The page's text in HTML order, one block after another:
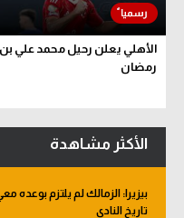
الأهلي يعلن رحيل محمد علي بن
رمضان
الأكثر مشاهدة
بيزيرا: الزمالك لم يلتزم
تاريخ النادي